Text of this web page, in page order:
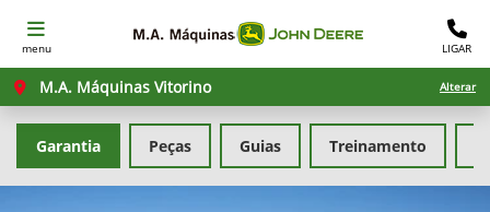
menu LIGAR
M.A. Máquinas Vitorino Alterar
Peças
Garantia Guias Treinamento